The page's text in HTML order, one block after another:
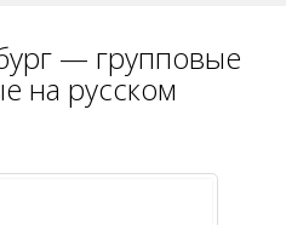
— групповые
на русском